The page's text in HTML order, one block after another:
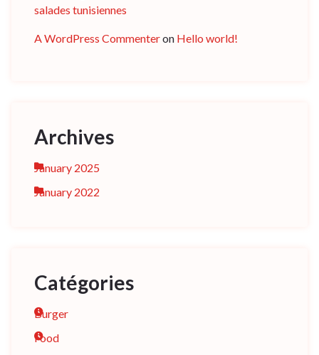
salades tunisiennes
A WordPress Commenteron Hello world!
Archives
January 2025
January 2022
Catégories
Burger
Food